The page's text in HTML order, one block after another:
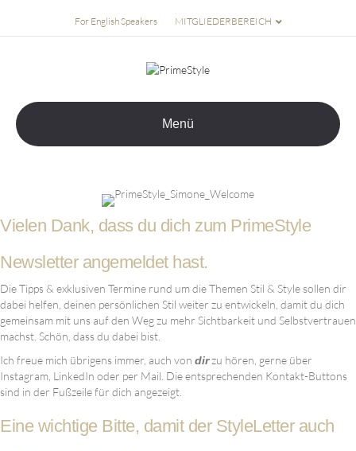
For English Speakers MITGLIEDERBEREICH
Menü
Vielen Dank, dass du dich zum PrimeStyle
Newsletter angemeldet hast.
Die Tipps & exklusiven Termine rund um die Themen Stil & Style sollen dir
dabei helfen, deinen persönlichen Stil weiter zu entwickeln, damit du dich
gemeinsam mit uns auf den Weg zu mehr Sichtbarkeit und Selbstvertrauen
machst. Schön, dass du dabei bist.
Ich freue mich übrigens immer, auch von dirzu hören, gerne über
Instagram, LinkedIn oder per Mail. Die entsprechenden Kontakt-Buttons
sind in der Fußzeile für dich angezeigt.
Eine wichtige Bitte, damit der StyleLetter auch